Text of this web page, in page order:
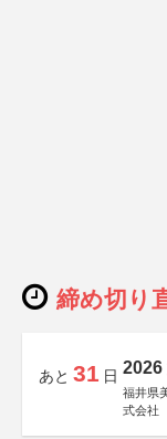
締め切り
あと 31 日 2026
福井県
式会社